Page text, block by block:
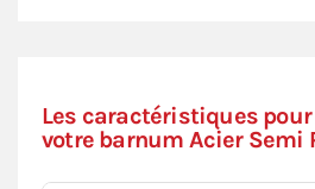
Les caractéristiques
votre barnum Acier Semi